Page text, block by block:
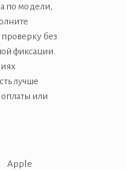
по модели,
без
фиксации.
лучше
оплаты или
Apple